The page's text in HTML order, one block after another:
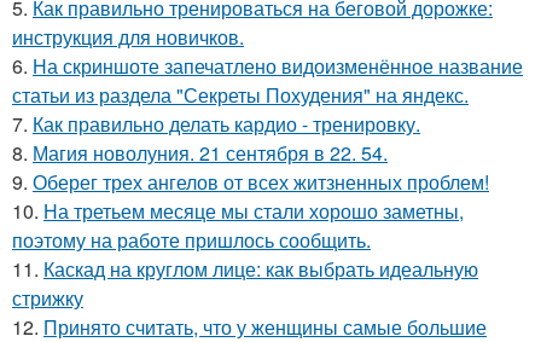
5. Как правильно тренироваться на беговой дорожке:
инструкция для новичков.
6. На скриншоте запечатлено видоизменённое название
статьи из раздела "Секреты Похудения" на яндекс.
7. Как правильно делать кардио - тренировку.
8. Магия новолуния. 21 сентября в 22. 54.
9. Оберег трех ангелов от всех житзненных проблем!
10. На третьем месяце мы стали хорошо заметны,
поэтому на работе пришлось сообщить.
11. Каскад на круглом лице: как выбрать идеальную
стрижку
12. Принято считать, что у женщины самые большие